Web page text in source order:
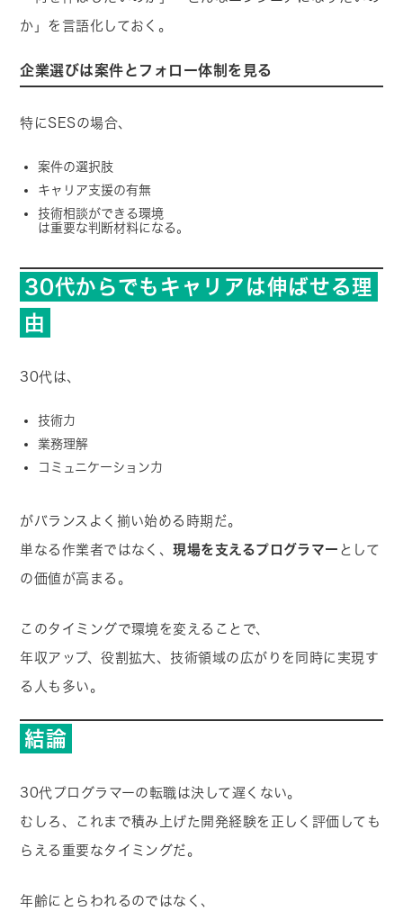
か」を言語化しておく。
企業選びは案件とフォロー体制を見る
特にSESの場合、
案件の選択肢
キャリア支援の有無
技術相談ができる環境
は重要な判断材料になる。
30代からでもキャリアは伸ばせる理
由
30代は、
技術力
業務理解
コミュニケーション力
がバランスよく揃い始める時期だ。
単なる作業者ではなく、現場を支えるプログラマー として
の価値が高まる。
このタイミングで環境を変えることで、
年収アップ、役割拡大、技術領域の広がりを同時に実現す
る人も多い。
結論
30代プログラマーの転職は決して遅くない。
むしろ、これまで積み上げた開発経験を正しく評価しても
らえる重要なタイミングだ。
年齢にとらわれるのではなく、